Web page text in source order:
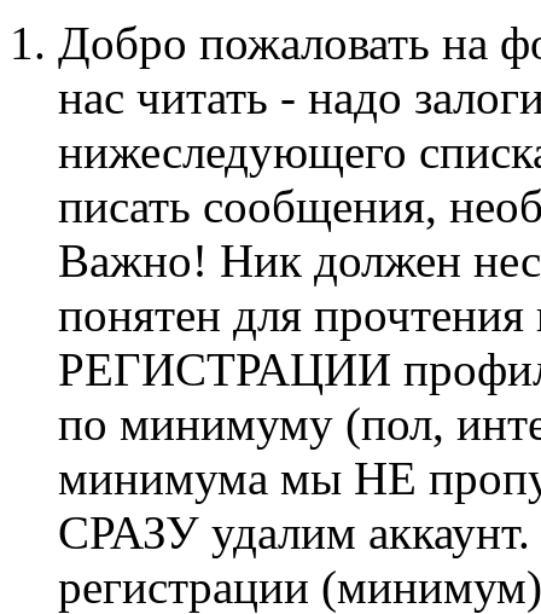
Добро пожаловать на
нас читать - надо
нижеследующего
писать сообщения,
Важно! Ник должен
понятен для
РЕГИСТРАЦИИ профиль
по минимуму (пол,
минимума мы НЕ
СРАЗУ удалим
регистрации